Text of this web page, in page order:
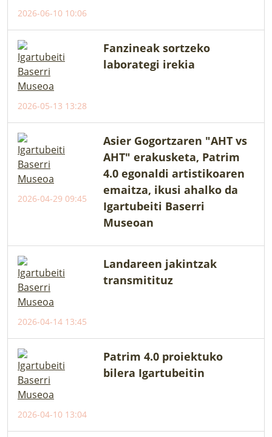
2026-06-10 10:06
2026-05-13 13:28
Fanzineak sortzeko
laborategi irekia
2026-04-29 09:45
Asier Gogortzaren "AHT vs
AHT" erakusketa, Patrim
4.0 egonaldi artistikoaren
emaitza, ikusi ahalko da
Igartubeiti Baserri
Museoan
2026-04-14 13:45
Landareen jakintzak
transmitituz
2026-04-10 13:04
Patrim 4.0 proiektuko
bilera Igartubeitin